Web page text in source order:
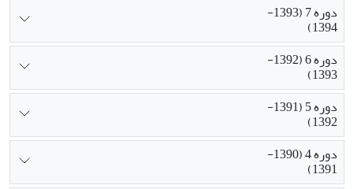
دوره 7 (1393-
1394)
دوره 6 (1392-
1393)
دوره 5 (1391-
1392)
دوره 4 (1390-
1391)